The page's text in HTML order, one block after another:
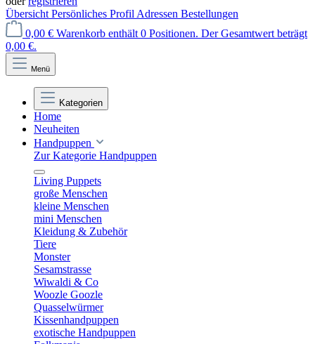
Übersicht Persönliches Profil Adressen Bestellungen
0,00 € Warenkorb enthält 0 Positionen. Der Gesamtwert beträgt
0,00 €.
Menü
Kategorien
Home
Neuheiten
Handpuppen
Zur Kategorie Handpuppen
Living Puppets
große Menschen
kleine Menschen
mini Menschen
Kleidung & Zubehör
Tiere
Monster
Sesamstrasse
Wiwaldi & Co
Woozle Goozle
Quasselwürmer
Kissenhandpuppen
exotische Handpuppen